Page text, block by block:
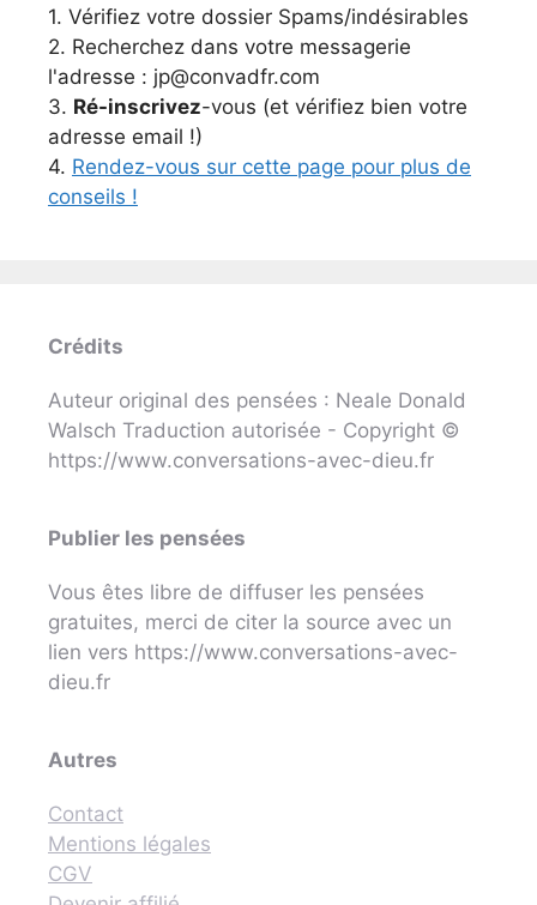
1. Vérifiez votre dossier Spams/indésirables
2. Recherchez dans votre messagerie
l'adresse : jp@convadfr.com
3. Ré-inscrivez-vous (et vérifiez bien votre
adresse email !)
4. Rendez-vous sur cette page pour plus de
conseils !
Crédits
Auteur original des pensées : Neale Donald
Walsch Traduction autorisée - Copyright ©
https://www.conversations-avec-dieu.fr
Publier les pensées
Vous êtes libre de diffuser les pensées
gratuites, merci de citer la source avec un
lien vers https://www.conversations-avec-
dieu.fr
Autres
Contact
Mentions légales
CGV